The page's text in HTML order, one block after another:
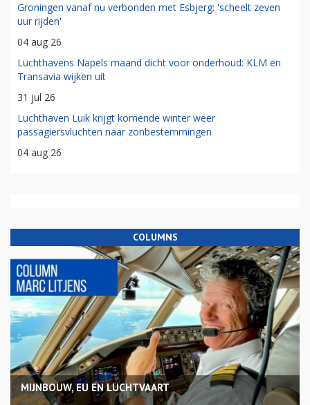
Groningen vanaf nu verbonden met Esbjerg: 'scheelt zeven
uur rijden'
04 aug 26
Luchthavens Napels maand dicht voor onderhoud: KLM en
Transavia wijken uit
31 jul 26
Luchthaven Luik krijgt komende winter weer
passagiersvluchten naar zonbestemmingen
04 aug 26
COLUMNS
MIJNBOUW, EU EN LUCHTVAART